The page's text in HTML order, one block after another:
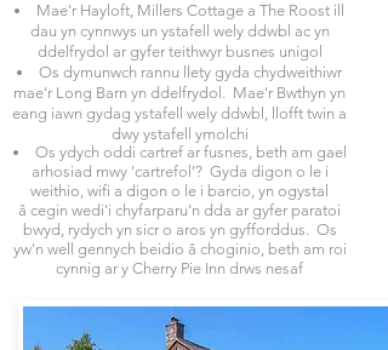
Mae'r Hayloft, Millers Cottage a The Roost ill
dau yn cynnwys un ystafell wely ddwbl ac yn
ddelfrydol ar gyfer teithwyr busnes unigol
Os dymunwch rannu llety gyda chydweithiwr
mae'r Long Barn yn ddelfrydol. Mae'r Bwthyn yn
eang iawn gydag ystafell wely ddwbl, llofft twin a
dwy ystafell ymolchi
Os ydych oddi cartref ar fusnes, beth am gael
arhosiad mwy 'cartrefol'? Gyda digon o le i
weithio, wifi a digon o le i barcio, yn ogystal
â cegin wedi'i chyfarparu'n dda ar gyfer paratoi
bwyd, rydych yn sicr o aros yn gyfforddus. Os
yw'n well gennych beidio â choginio, beth am roi
cynnig ar y Cherry Pie Inn drws nesaf